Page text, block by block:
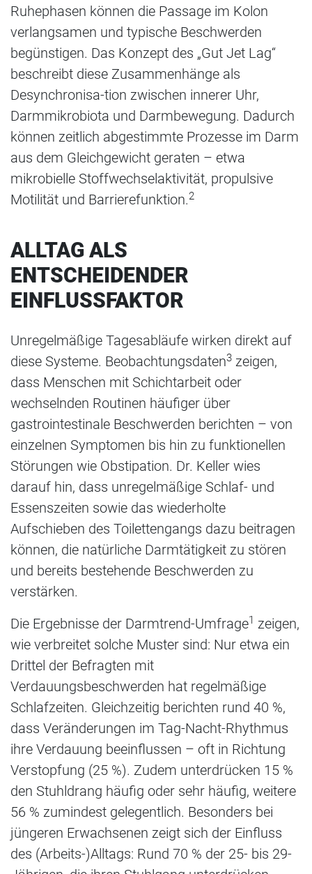
Ruhephasen können die Passage im Kolon
verlangsamen und typische Beschwerden
begünstigen. Das Konzept des „Gut Jet Lag“
beschreibt diese Zusammenhänge als
Desynchronisa-tion zwischen innerer Uhr,
Darmmikrobiota und Darmbewegung. Dadurch
können zeitlich abgestimmte Prozesse im Darm
aus dem Gleichgewicht geraten – etwa
mikrobielle Stoffwechselaktivität, propulsive
Motilität und Barrierefunktion.2
ALLTAG ALS
ENTSCHEIDENDER
EINFLUSSFAKTOR
Unregelmäßige Tagesabläufe wirken direkt auf
diese Systeme. Beobachtungsdaten3 zeigen,
dass Menschen mit Schichtarbeit oder
wechselnden Routinen häufiger über
gastrointestinale Beschwerden berichten – von
einzelnen Symptomen bis hin zu funktionellen
Störungen wie Obstipation. Dr. Keller wies
darauf hin, dass unregelmäßige Schlaf- und
Essenszeiten sowie das wiederholte
Aufschieben des Toilettengangs dazu beitragen
können, die natürliche Darmtätigkeit zu stören
und bereits bestehende Beschwerden zu
verstärken.
Die Ergebnisse der Darmtrend-Umfrage1 zeigen,
wie verbreitet solche Muster sind: Nur etwa ein
Drittel der Befragten mit
Verdauungsbeschwerden hat regelmäßige
Schlafzeiten. Gleichzeitig berichten rund 40 %,
dass Veränderungen im Tag-Nacht-Rhythmus
ihre Verdauung beeinflussen – oft in Richtung
Verstopfung (25 %). Zudem unterdrücken 15 %
den Stuhldrang häufig oder sehr häufig, weitere
56 % zumindest gelegentlich. Besonders bei
jüngeren Erwachsenen zeigt sich der Einfluss
des (Arbeits-)Alltags: Rund 70 % der 25- bis 29-